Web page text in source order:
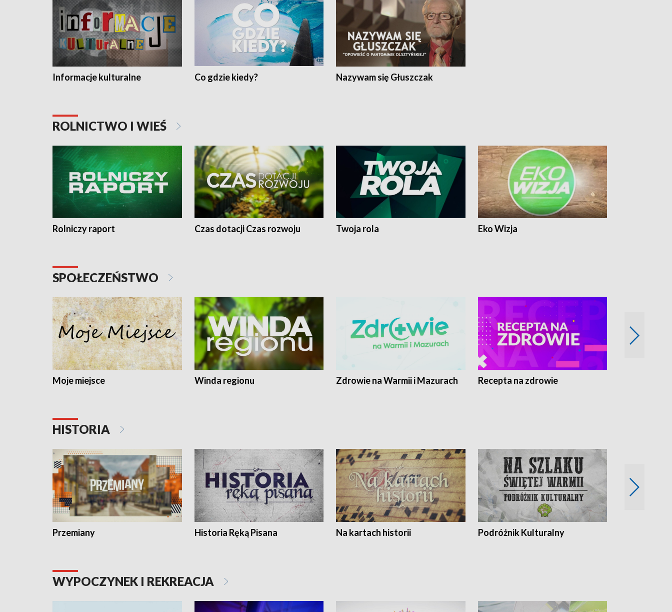
Informacje kulturalne Co gdzie kiedy? Nazywam się Głuszczak
ROLNICTWO I WIEŚ
Rolniczy raport Czas dotacji Czas rozwoju Twoja rola Eko Wizja
SPOŁECZEŃSTWO
Moje miejsce Winda regionu Zdrowie na Warmii i Mazurach Recepta na zdrowie
HISTORIA
Przemiany Historia Ręką Pisana Na kartach historii Podróżnik Kulturalny
WYPOCZYNEK I REKREACJA